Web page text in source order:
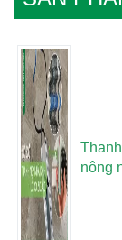
nông